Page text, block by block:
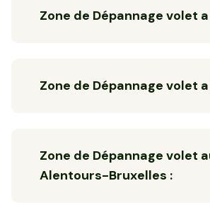
Zone de Dépannage volet a
Zone de Dépannage volet
Zone de Dépannage volet
Alentours-Bruxelles :